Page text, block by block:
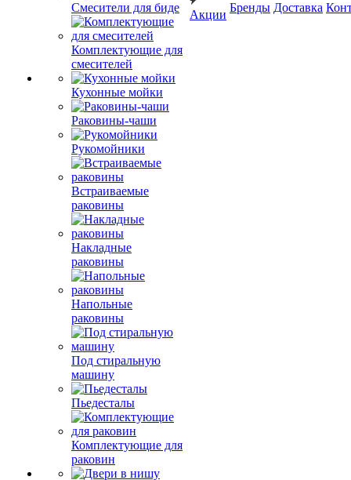
Смесители для биде
Комплектующие для
смесителей
Кухонные мойки
Раковины-чаши
Рукомойники
Встраиваемые
раковины
Накладные
раковины
Напольные
раковины
Под стиральную
машину
Пьедесталы
Комплектующие для
раковин
Акции
Бренды Доставка